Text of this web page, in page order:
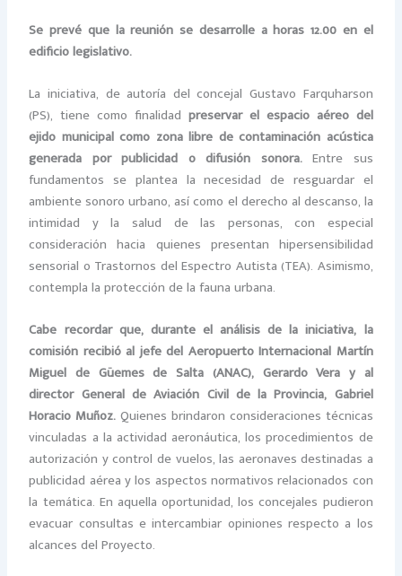
Se prevé que la reunión se desarrolle a horas 12.00 en el
edificio legislativo.
La iniciativa, de autoría del concejal Gustavo Farquharson
(PS), tiene como finalidad preservar el espacio aéreo del
ejido municipal como zona libre de contaminación acústica
generada por publicidad o difusión sonora.Entre sus
fundamentos se plantea la necesidad de resguardar el
ambiente sonoro urbano, así como el derecho al descanso, la
intimidad y la salud de las personas, con especial
consideración hacia quienes presentan hipersensibilidad
sensorial o Trastornos del Espectro Autista (TEA). Asimismo,
contempla la protección de la fauna urbana.
Cabe recordar que, durante el análisis de la iniciativa, la
comisión recibió al jefe del Aeropuerto Internacional Martín
Miguel de Güemes de Salta (ANAC), Gerardo Vera y al
director General de Aviación Civil de la Provincia, Gabriel
Horacio Muñoz.Quienes brindaron consideraciones técnicas
vinculadas a la actividad aeronáutica, los procedimientos de
autorización y control de vuelos, las aeronaves destinadas a
publicidad aérea y los aspectos normativos relacionados con
la temática. En aquella oportunidad, los concejales pudieron
evacuar consultas e intercambiar opiniones respecto a los
alcances del Proyecto.